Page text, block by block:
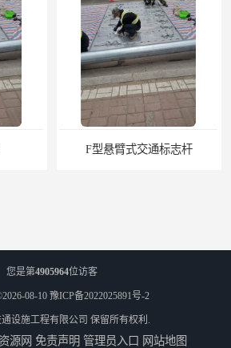
杆 道路交通标志牌
您是第4905964位访客
08-10 豫ICP备2022025891号-2
设施工程有限公司 保留所有权利.
源网 免责声明 管理员入口 网站地图